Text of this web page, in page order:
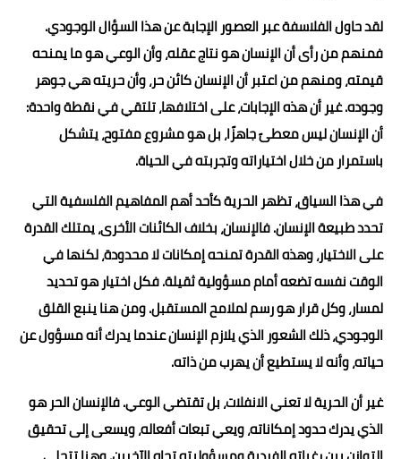
لقد حاول الفلاسفة عبر العصور الإجابة عن هذا السؤال الوجودي.
فمنهم من رأى أن الإنسان هو نتاج عقله، وأن الوعي هو ما يمنحه
قيمته، ومنهم من اعتبر أن الإنسان كائن حر، وأن حريته هي جوهر
وجوده. غير أن هذه الإجابات، على اختلافها، تلتقي في نقطة واحدة:
أن الإنسان ليس معطىً جاهزًا، بل هو مشروع مفتوح، يتشكل
باستمرار من خلال اختياراته وتجربته في الحياة.
في هذا السياق، تظهر الحرية كأحد أهم المفاهيم الفلسفية التي
تحدد طبيعة الإنسان. فالإنسان، بخلاف الكائنات الأخرى، يمتلك القدرة
على الاختيار، وهذه القدرة تمنحه إمكانات لا محدودة، لكنها في
الوقت نفسه تضعه أمام مسؤولية ثقيلة. فكل اختيار هو تحديد
لمسار، وكل قرار هو رسم لملامح المستقبل. ومن هنا ينبع القلق
الوجودي، ذلك الشعور الذي يلازم الإنسان عندما يدرك أنه مسؤول عن
حياته، وأنه لا يستطيع أن يهرب من ذاته.
غير أن الحرية لا تعني الانفلات، بل تقتضي الوعي. فالإنسان الحر هو
الذي يدرك حدود إمكاناته، ويعي تبعات أفعاله، ويسعى إلى تحقيق